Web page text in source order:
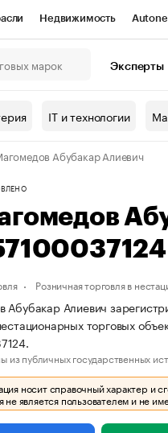
Недвижимость
Проверка контрагентов
Эксперты
IT и технологии
Абубакар Алиевич
Розничная торговля в
Алиевич
торговых
из публичных государственных
носит справочный характер и
не является пользователем и не